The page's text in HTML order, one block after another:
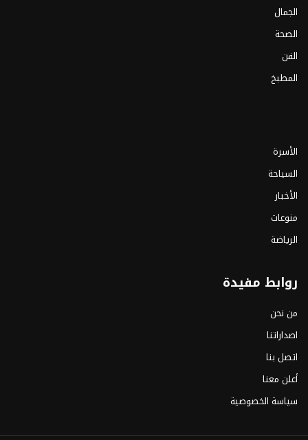
الجمال
الصحة
الفن
المطبخ
الأسرة
السياحة
الأخبار
منوعات
الرياضة
روابط مفيدة
من نحن
اصداراتنا
اتصل بنا
أعلن معنا
سياسة الخصوصية